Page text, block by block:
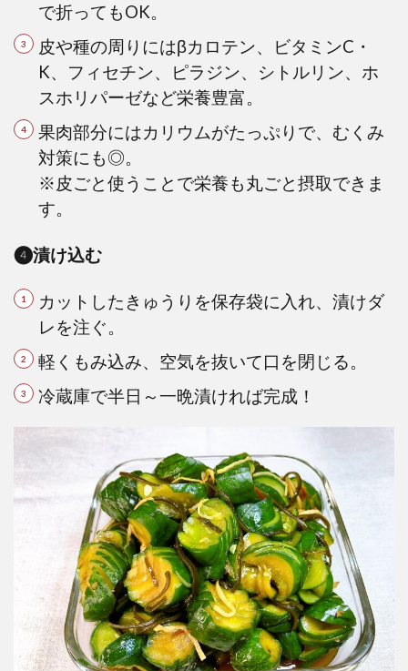
で折ってもOK。
皮や種の周りにはβカロテン、ビタミンC・
K、フィセチン、ピラジン、シトルリン、ホ
スホリパーゼなど栄養豊富。
果肉部分にはカリウムがたっぷりで、むくみ
対策にも◎。
※皮ごと使うことで栄養も丸ごと摂取できま
す。
❹漬け込む
カットしたきゅうりを保存袋に入れ、漬けダ
レを注ぐ。
軽くもみ込み、空気を抜いて口を閉じる。
冷蔵庫で半日～一晩漬ければ完成！